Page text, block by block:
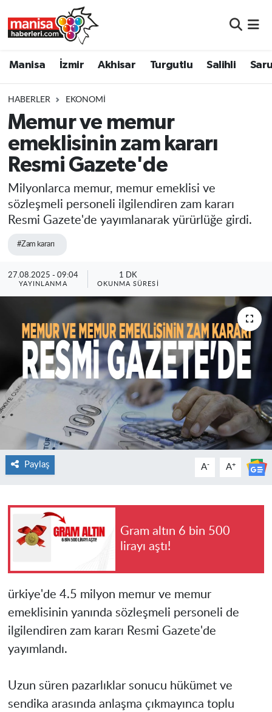
Manisa İzmir Akhisar Turgutlu Salihli
HABERLER EKONOMI
Memur ve memur
emeklisinin zam kararı
Resmi Gazete'de
Milyonlarca memur, memur emeklisi ve
sözleşmeli personeli ilgilendiren zam kararı
Resmi Gazete'de yayımlanarak yürürlüğe girdi.
#Zam kararı
27.08.2025 - 09:04
YAYINLANMA
1 DK
OKUNMA SÜRESI
Paylaş A- A+
Gram altın 6 bin 500
lirayı aştı!
ürkiye'de 4.5 milyon memur ve memur
emeklisinin yanında sözleşmeli personeli de
ilgilendiren zam kararı Resmi Gazete'de
yayımlandı.
Uzun süren pazarlıklar sonucu hükümet ve
sendika arasında anlaşma çıkmayınca toplu
Turgutlu
Salihli
Saruhanlı
Manisa Nöbetçi Eczaneler
Manisa Trafik Yoğunluk Haritası
Süper Lig Puan Durumu ve Fikstür
Tüm Manşetler